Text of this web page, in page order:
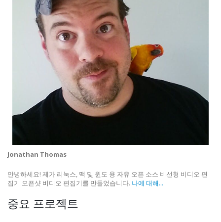
Jonathan Thomas
안녕하세요! 제가 리눅스, 맥 및 윈도 용 자유 오픈 소스 비선형 비디오 편
집기 오픈샷 비디오 편집기를 만들었습니다. 나에 대해...
중요 프로젝트